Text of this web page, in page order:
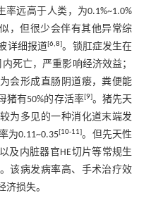
远高于人类，为0.1%~1.0%
，但很少会伴有其他异常综
详细报道[6,8]。锁肛症发生在
死亡，严重影响经济效益；
会形成直肠阴道瘘，粪便能
猪有50%的存活率[9]。猪先天
为多见的一种消化道末端发
为0.11~0.35[10-11]。但先天性
及内脏器官HE切片等常规生
该病发病率高、手术治疗效
损失。